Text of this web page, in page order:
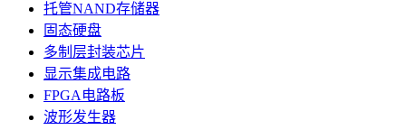
托管NAND存储器
固态硬盘
多制层封装芯片
显示集成电路
FPGA电路板
波形发生器